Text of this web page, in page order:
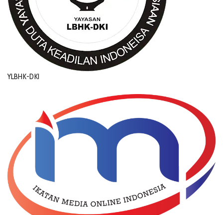
YLBHK-DKI